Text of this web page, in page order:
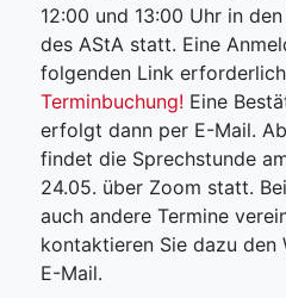
12:00 und 13:00 Uhr in
des AStA statt. Eine
folgenden Link
Terminbuchung! Eine
erfolgt dann per E-Mail.
findet die Sprechstunde
24.05. über Zoom statt.
auch andere Termine
kontaktieren Sie dazu den
E-Mail.